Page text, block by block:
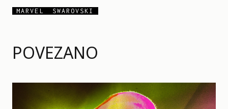
POVEZANO
MARVEL SWAROVSKI